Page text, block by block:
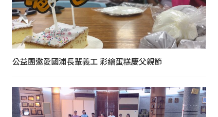
公益團邀愛國浦長輩義工 彩繪蛋糕慶父親節